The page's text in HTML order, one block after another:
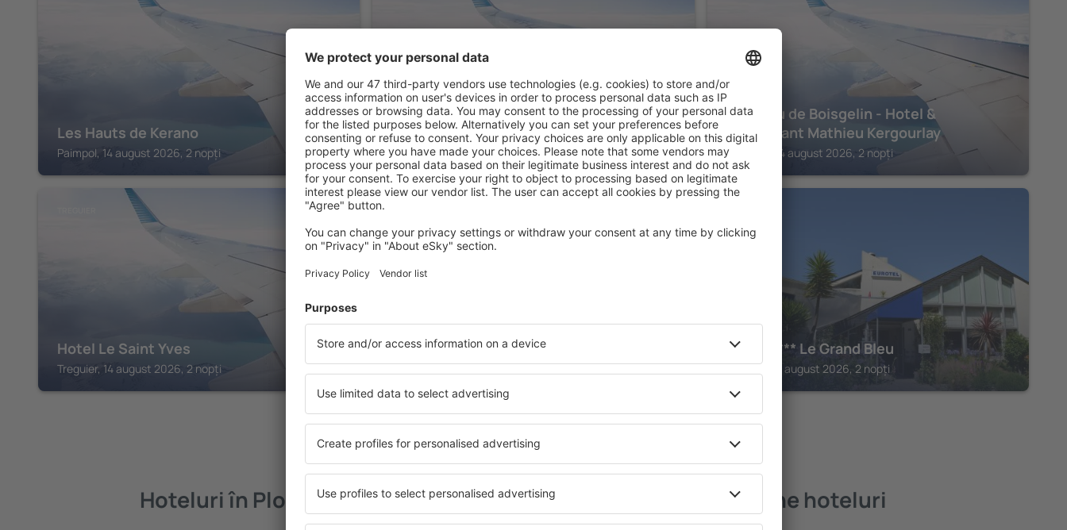
Les Hauts de Kerano
Paimpol, 14 august 2026, 2 nopți
les agapanthes
Ploubazlanec, 14 august 2026, 2 nopți
Château de Boisgelin - Hotel &
Restaurant Mathieu Kergourlay
Pléhédel, 14 august 2026, 2 nopți
Hotel Le Saint Yves
Treguier, 14 august 2026, 2 nopți
Hôtel Restaurant Le Terre Neuvas
Paimpol, 14 august 2026, 2 nopți
Eurotel*** Le Grand Bleu
Paimpol, 14 august 2026, 2 nopți
Hoteluri în Plourivo Plourivo – cele mai bune hoteluri